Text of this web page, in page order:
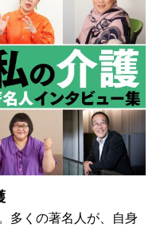
多くの著名人が、自身